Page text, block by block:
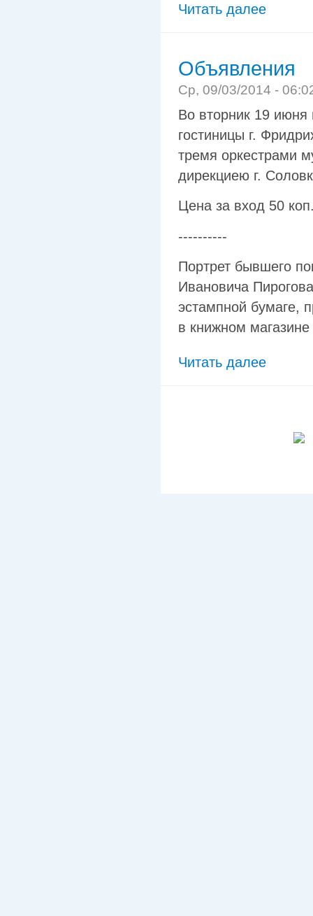
Читать далее
Объявления
Ср, 09/03/2014 -
Во вторник 19
гостиницы г.
тремя оркестрами
дирекциею г.
Цена за вход 50
----------
Портрет бывшего
Ивановича
эстампной бумаге,
в книжном
Читать далее